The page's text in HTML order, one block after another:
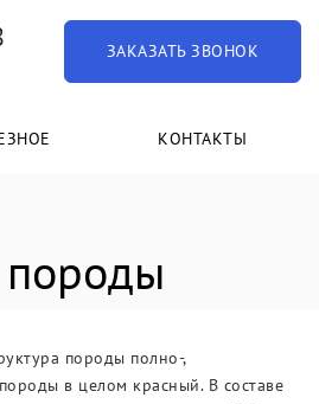
ЗАКАЗАТЬ ЗВОНОК
КОНТАКТЫ
породы полно-,
в целом красный. В составе